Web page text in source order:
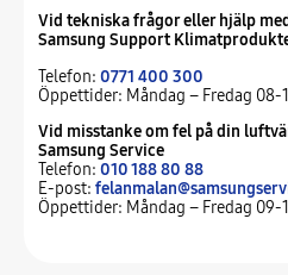
Vid tekniska frågor eller hjälp
Samsung Support
Telefon: 0771 400 300
Öppettider: Måndag – Fredag 08-
Vid misstanke om fel på din
Samsung Service
Telefon: 010 188 80 88
E-post:
Öppettider: Måndag – Fredag 09-